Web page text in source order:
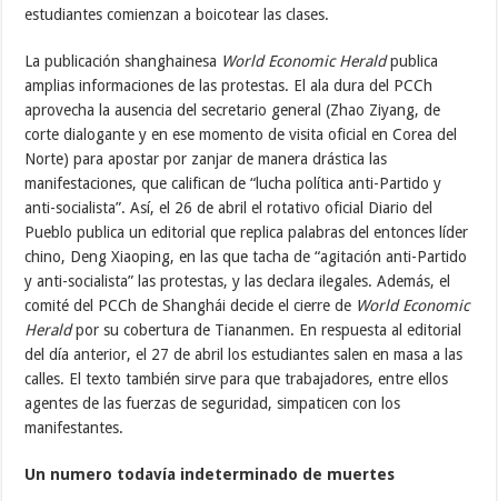
estudiantes comienzan a boicotear las clases.
La publicación shanghainesa World Economic Heraldpublica
amplias informaciones de las protestas. El ala dura del PCCh
aprovecha la ausencia del secretario general (Zhao Ziyang, de
corte dialogante y en ese momento de visita oficial en Corea del
Norte) para apostar por zanjar de manera drástica las
manifestaciones, que califican de “lucha política anti-Partido y
anti-socialista”. Así, el 26 de abril el rotativo oficial Diario del
Pueblo publica un editorial que replica palabras del entonces líder
chino, Deng Xiaoping, en las que tacha de “agitación anti-Partido
y anti-socialista” las protestas, y las declara ilegales. Además, el
comité del PCCh de Shanghái decide el cierre de World Economic
Heraldpor su cobertura de Tiananmen. En respuesta al editorial
del día anterior, el 27 de abril los estudiantes salen en masa a las
calles. El texto también sirve para que trabajadores, entre ellos
agentes de las fuerzas de seguridad, simpaticen con los
manifestantes.
Un numero todavía indeterminado de muertes